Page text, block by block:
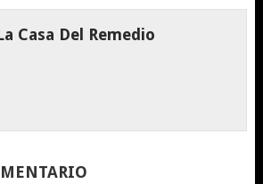
Casa Del Remedio